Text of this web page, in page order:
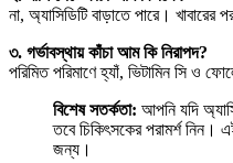
না, অ্যাসিডিটি বাড়াতে পারে। খাবারের
৩. গর্ভাবস্থায় কাঁচা আম কি নিরাপদ?
পরিমিত পরিমাণে হ্যাঁ, ভিটামিন সি ও
বিশেষ সতর্কতা: আপনি যদি
তবে চিকিৎসকের পরামর্শ নিন।
জন্য।